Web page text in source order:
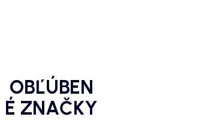
OBĽÚBEN
É ZNAČKY